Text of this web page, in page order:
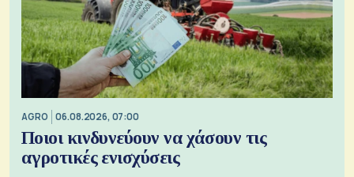
AGRO 06.08.2026, 07:00
Ποιοι κινδυνεύουν να χάσουν τις
αγροτικές ενισχύσεις